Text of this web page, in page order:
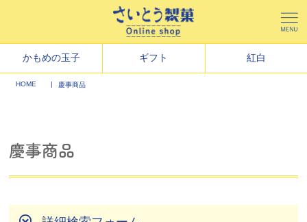
かもめの玉子 ギフト 紅白
HOME 慶事商品
慶事商品